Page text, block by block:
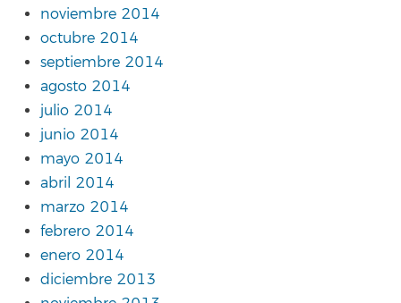
noviembre 2014
octubre 2014
septiembre 2014
agosto 2014
julio 2014
junio 2014
mayo 2014
abril 2014
marzo 2014
febrero 2014
enero 2014
diciembre 2013